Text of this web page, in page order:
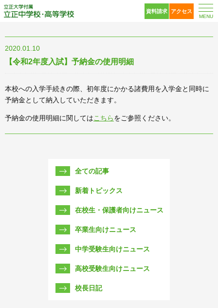
立正大学付属 立正中
資料請求 アクセス
MENU
2020.01.10
【令和2年度入試】予納金の使用明細
本校への入学手続きの際、初年度にかかる諸費用を入学金と同時に
予納金として納入していただきます。
予納金の使用明細に関してはこちらをご参照ください。
全ての記事
新着トピックス
在校生・保護者向けニュース
卒業生向けニュース
中学受験生向けニュース
高校受験生向けニュース
校長日記